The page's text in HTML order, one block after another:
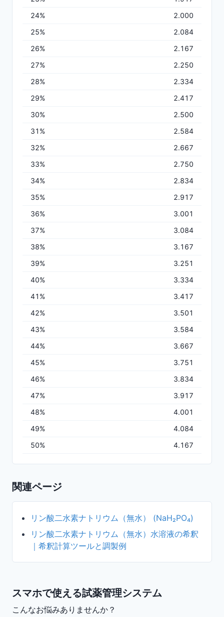
24%
2.000
25%
2.084
26%
2.167
27%
2.250
28%
2.334
29%
2.417
30%
2.500
31%
2.584
32%
2.667
33%
2.750
34%
2.834
35%
2.917
36%
3.001
37%
3.084
38%
3.167
39%
3.251
40%
3.334
41%
3.417
42%
3.501
43%
3.584
44%
3.667
45%
3.751
46%
3.834
47%
3.917
48%
4.001
49%
4.084
50%
4.167
関連ページ
リン酸二水素ナトリウム（無水） (NaH₂PO₄)
リン酸二水素ナトリウム（無水）水溶液の希釈
｜希釈計算ツールと調製例
スマホで使える試薬管理システム
こんなお悩みありませんか？